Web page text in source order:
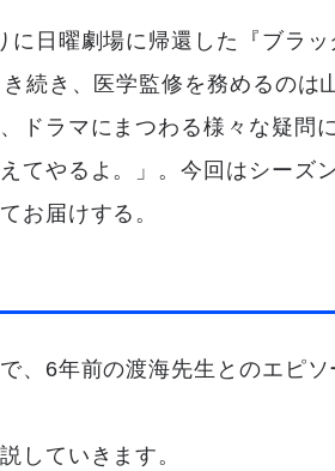
に日曜劇場に帰還した『ブラ
続き、医学監修を務めるのは
ドラマにまつわる様々な疑問
てやるよ。」。今回はシーズ
お届けする。
、6年前の渡海先生とのエピソ
していきます。